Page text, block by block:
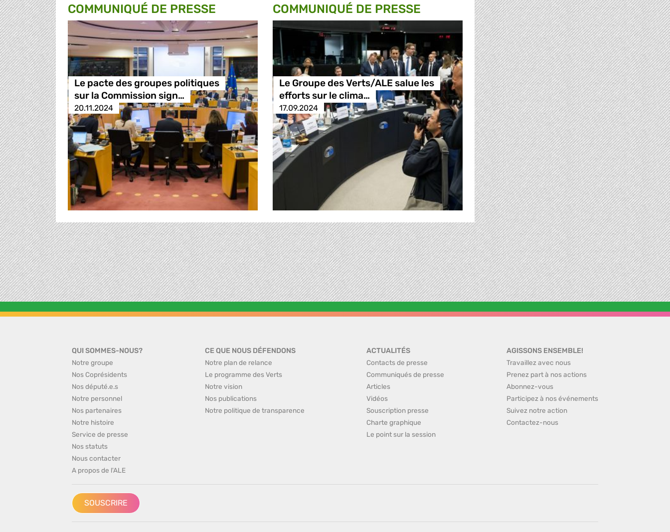
COMMUNIQUÉ DE PRESSE
Le pacte des groupes politiques
sur la Commission sign…
20.11.2024
COMMUNIQUÉ DE PRESSE
Le Groupe des Verts/ALE salue les
efforts sur le clima…
17.09.2024
QUI SOMMES-NOUS?
Notre groupe
Nos Coprésidents
Nos député.e.s
Notre personnel
Nos partenaires
Notre histoire
Service de presse
Nos statuts
Nous contacter
A propos de l'ALE
CE QUE NOUS DÉFENDONS
Notre plan de relance
Le programme des Verts
Notre vision
Nos publications
Notre politique de transparence
ACTUALITÉS
Contacts de presse
Communiqués de presse
Articles
Vidéos
Souscription presse
Charte graphique
Le point sur la session
AGISSONS ENSEMBLE!
Travaillez avec nous
Prenez part à nos actions
Abonnez-vous
Participez à nos événements
Suivez notre action
Contactez-nous
SOUSCRIRE